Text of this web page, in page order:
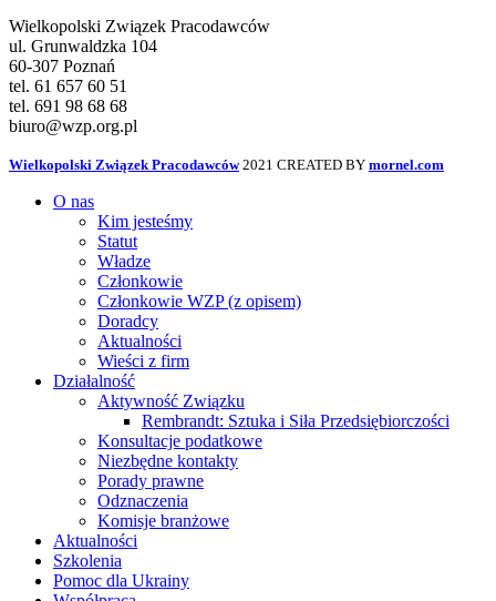
Wielkopolski Związek Pracodawców
ul. Grunwaldzka 104
60-307 Poznań
tel. 61 657 60 51
tel. 691 98 68 68
biuro@wzp.org.pl
Wielkopolski Związek Pracodawców 2021 CREATED BY mornel.com
O nas
Kim jesteśmy
Statut
Władze
Członkowie
Członkowie WZP (z opisem)
Doradcy
Aktualności
Wieści z firm
Działalność
Aktywność Związku
Rembrandt: Sztuka i Siła Przedsiębiorczości
Konsultacje podatkowe
Niezbędne kontakty
Porady prawne
Odznaczenia
Komisje branżowe
Aktualności
Szkolenia
Pomoc dla Ukrainy